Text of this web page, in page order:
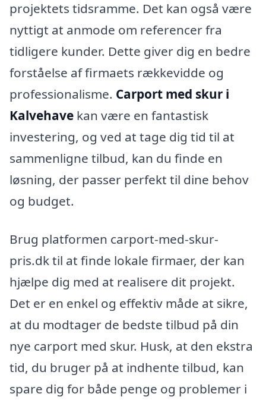
projektets tidsramme. Det kan også være
nyttigt at anmode om referencer fra
tidligere kunder. Dette giver dig en bedre
forståelse af firmaets rækkevidde og
professionalisme. Carport med skur i
Kalvehave kan være en fantastisk
investering, og ved at tage dig tid til at
sammenligne tilbud, kan du finde en
løsning, der passer perfekt til dine behov
og budget.
Brug platformen carport-med-skur-
pris.dk til at finde lokale firmaer, der kan
hjælpe dig med at realisere dit projekt.
Det er en enkel og effektiv måde at sikre,
at du modtager de bedste tilbud på din
nye carport med skur. Husk, at den ekstra
tid, du bruger på at indhente tilbud, kan
spare dig for både penge og problemer i